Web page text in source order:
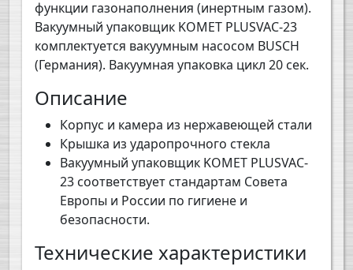
функции газонаполнения (инертным газом).
Вакуумный упаковщик KOMET PLUSVAC-23
комплектуется вакуумным насосом BUSCH
(Германия). Вакуумная упаковка цикл 20 сек.
Описание
Корпус и камера из нержавеющей стали
Крышка из ударопрочного стекла
Вакуумный упаковщик KOMET PLUSVAC-
23 соответствует стандартам Совета
Европы и России по гигиене и
безопасности.
Технические характеристики